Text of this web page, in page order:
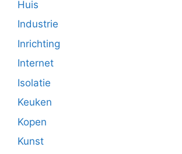
Huis
Industrie
Inrichting
Internet
Isolatie
Keuken
Kopen
Kunst